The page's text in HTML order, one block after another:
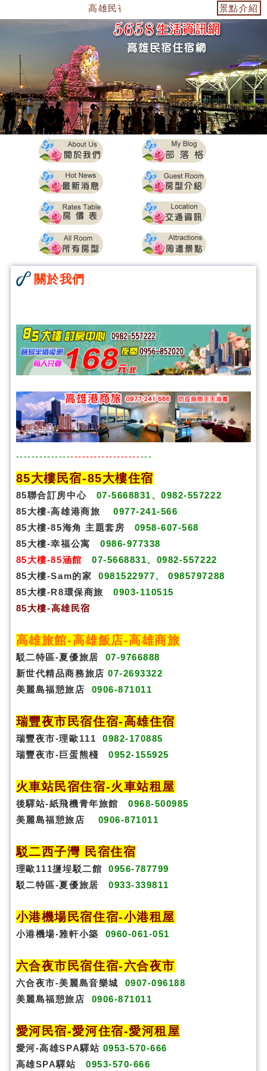
高雄民宿-85大樓民宿-美濃民宿 景點介紹
關於我們
-----------------------------------
85大樓民宿-85大樓住宿
85聯合訂房中心
07-5668831、0982-557222
85大樓-高雄港商旅
0977-241-566
85大樓-85海角 主題套房
0958-607-568
85大樓-幸福公寓
0986-977338
85大樓-85涵館
07-5668831、0982-557222
85大樓-Sam的家
0981522977、 0985797288
85大樓-R8環保商旅
0903-110515
85大樓-高雄民宿
高雄旅館-高雄飯店-高雄商旅
駁二特區-夏優旅居
07-9766888
新世代精品商務旅店 07-2693322
美麗島福憩旅店 0906-871011
瑞豐夜市民宿住宿-高雄住宿
瑞豐夜市-理歐111
0982-170885
瑞豐夜市-巨蛋熊棧
0952-155925
火車站民宿住宿-火車站租屋
後驛站-紙飛機青年旅館
0968-500985
美麗島福憩旅店
0906-871011
駁二西子灣 民宿住宿
理歐111䀋埕駁二館
0956-787799
駁二特區-夏優旅居
0933-339811
小港機場民宿住宿-小港租屋
小港機場-雅軒小築 0960-061-051
六合夜市民宿住宿-六合夜市
六合夜市-美麗島音樂城
0907-096188
美麗島福憩旅店
0906-871011
愛河民宿-愛河住宿-愛河租屋
愛河-高雄SPA驛站 0953-570-666
高雄SPA驛站
0953-570-666